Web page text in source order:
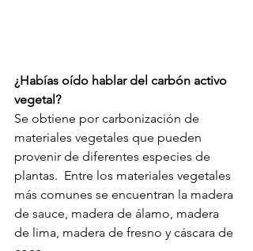
¿Habías oído hablar del carbón activo
vegetal?
Se obtiene por carbonización de
materiales vegetales que pueden
provenir de diferentes especies de
plantas.  Entre los materiales vegetales
más comunes se encuentran la madera
de sauce, madera de álamo, madera
de lima, madera de fresno y cáscara de